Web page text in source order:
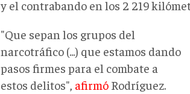
y el contrabando en los 2 219
"Que sepan los grupos del
narcotráfico (...) que estamos dando
pasos firmes para el combate a
estos delitos", afirmó Rodríguez.